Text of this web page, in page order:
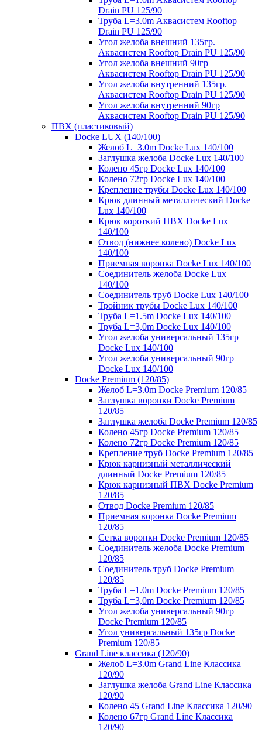
Drain PU 125/90
Труба L=3.0m Аквасистем Rooftop
Drain PU 125/90
Угол желоба внешний 135гр.
Аквасистем Rooftop Drain PU 125/90
Угол желоба внешний 90гр
Аквасистем Rooftop Drain PU 125/90
Угол желоба внутренний 135гр.
Аквасистем Rooftop Drain PU 125/90
Угол желоба внутренний 90гр
Аквасистем Rooftop Drain PU 125/90
ПВХ (пластиковый)
Docke LUX (140/100)
Желоб L=3.0m Docke Lux 140/100
Заглушка желоба Docke Lux 140/100
Колено 45гр Docke Lux 140/100
Колено 72гр Docke Lux 140/100
Крепление трубы Docke Lux 140/100
Крюк длинный металлический Docke
Lux 140/100
Крюк короткий ПВХ Docke Lux
140/100
Отвод (нижнее колено) Docke Lux
140/100
Приемная воронка Docke Lux 140/100
Соединитель желоба Docke Lux
140/100
Соединитель труб Docke Lux 140/100
Тройник трубы Docke Lux 140/100
Труба L=1.5m Docke Lux 140/100
Труба L=3,0m Docke Lux 140/100
Угол желоба универсальный 135гр
Docke Lux 140/100
Угол желоба универсальный 90гр
Docke Lux 140/100
Docke Premium (120/85)
Желоб L=3.0m Docke Premium 120/85
Заглушка воронки Docke Premium
120/85
Заглушка желоба Docke Premium 120/85
Колено 45гр Docke Premium 120/85
Колено 72гр Docke Premium 120/85
Крепление труб Docke Premium 120/85
Крюк карнизный металлический
длинный Docke Premium 120/85
Крюк карнизный ПВХ Docke Premium
120/85
Отвод Docke Premium 120/85
Приемная воронка Docke Premium
120/85
Сетка воронки Docke Premium 120/85
Соединитель желоба Docke Premium
120/85
Соединитель труб Docke Premium
120/85
Труба L=1.0m Docke Premium 120/85
Труба L=3,0m Docke Premium 120/85
Угол желоба универсальный 90гр
Docke Premium 120/85
Угол универсальный 135гр Docke
Premium 120/85
Grand Line классика (120/90)
Желоб L=3.0m Grand Line Классика
120/90
Заглушка желоба Grand Line Классика
120/90
Колено 45 Grand Line Классика 120/90
Колено 67гр Grand Line Классика
120/90